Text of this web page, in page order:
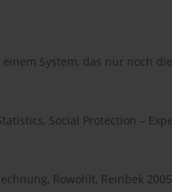
System, das nur noch
Social Protection –
Rowohlt, Reinbek